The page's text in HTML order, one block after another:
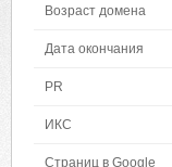
Возраст домена
Дата окончания
PR
ИКС
Страниц в Google